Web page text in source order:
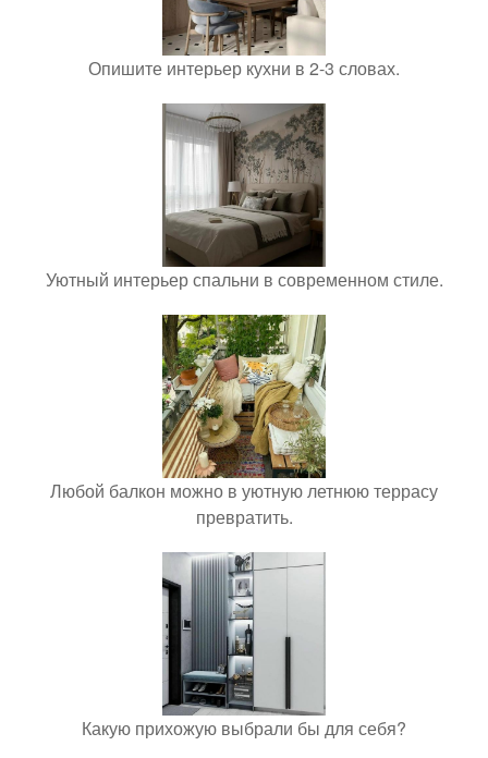
Опишите интерьер кухни в 2-3 словах.
Уютный интерьер спальни в современном стиле.
Любой балкон можно в уютную летнюю террасу
превратить.
Какую прихожую выбрали бы для себя?